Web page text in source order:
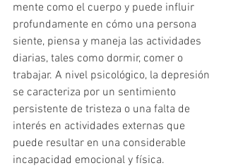
mente como el cuerpo y puede influir
profundamente en cómo una persona
siente, piensa y maneja las actividades
diarias, tales como dormir, comer o
trabajar. A nivel psicológico, la depresión
se caracteriza por un sentimiento
persistente de tristeza o una falta de
interés en actividades externas que
puede resultar en una considerable
incapacidad emocional y física.